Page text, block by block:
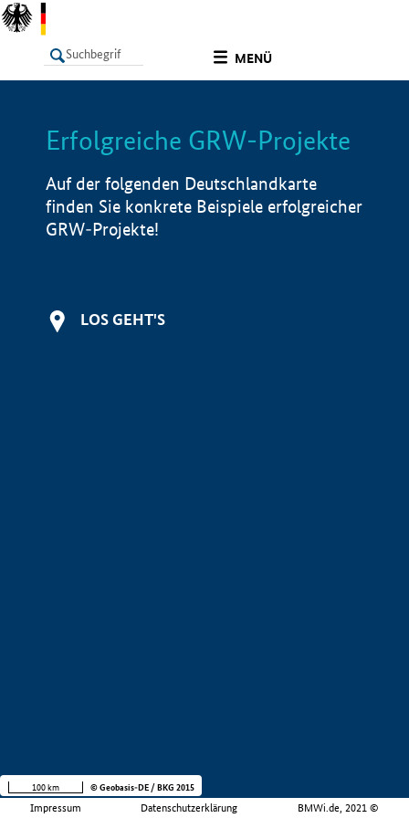
MENÜ
LISTE Info
Erfolgreiche GRW-Projekte
Auf der folgenden Deutschlandkarte
finden Sie konkrete Beispiele erfolgreicher
GRW-Projekte!
LOS GEHT'S
Impressum Datenschutzerklärung BMWi.de, 2021 ©
100 km © Geobasis-DE / BKG 2015